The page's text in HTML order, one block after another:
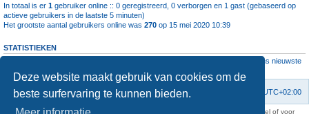
Deze website maakt gebruik van cookies om de
beste surfervaring te kunnen bieden.
In totaal is er 1 gebruiker online :: 0 geregistreerd, 0 verborgen en 1 gast (gebaseerd op
actieve gebruikers in de laatste 5 minuten)
Het grootste aantal gebruikers online was 270 op 15 mei 2020 10:39
STATISTIEKEN
• Ons nieuwste
Forumoverzicht UTC+02:00
Verwijder cookies
Contact
KAA Gent kan nooit aansprakelijk worden gesteld voor om het even welk nadeel of voor